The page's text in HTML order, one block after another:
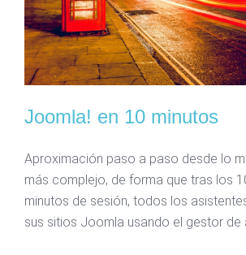
Joomla! en 10 minutos
Aproximación paso a paso desde lo
más complejo, de forma que tras los
minutos de sesión, todos los
sus sitios Joomla usando el gestor de